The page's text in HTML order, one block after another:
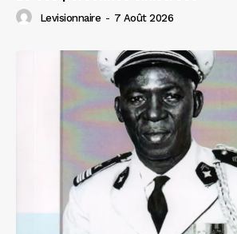
Levisionnaire - 7 Août 2026